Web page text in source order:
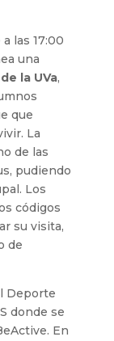
las 17:00
una
la UVa,
que
La
de las
pudiendo
Los
códigos
su visita,
de
Deporte
donde se
En